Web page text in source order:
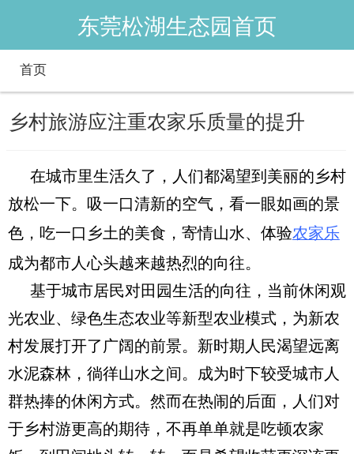
东莞松湖生态园首页
首页
乡村旅游应注重农家乐质量的提升
在城市里生活久了，人们都渴望到美丽的乡村
放松一下。吸一口清新的空气，看一眼如画的景
色，吃一口乡土的美食，寄情山水、体验农家乐
成为都市人心头越来越热烈的向往。
基于城市居民对田园生活的向往，当前休闲观
光农业、绿色生态农业等新型农业模式，为新农
村发展打开了广阔的前景。 新时期人民渴望远离
水泥森林，徜徉山水之间。成为时下较受城市人
群热捧的休闲方式。然而在热闹的后面，人们对
于乡村游更高的期待，不再单单就是吃顿农家